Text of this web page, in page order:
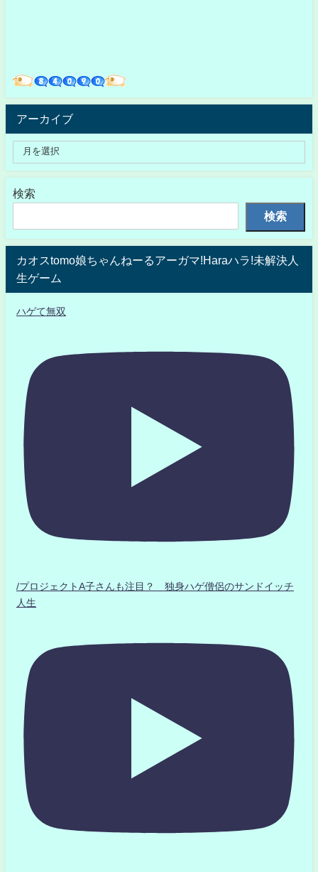
アーカイブ
検索
検索
カオスtomo娘ちゃんねーるアーガマ!Haraハラ!未解決人
生ゲーム
ハゲて無双
/プロジェクトA子さんも注目？ 独身ハゲ僧侶のサンドイッチ
人生